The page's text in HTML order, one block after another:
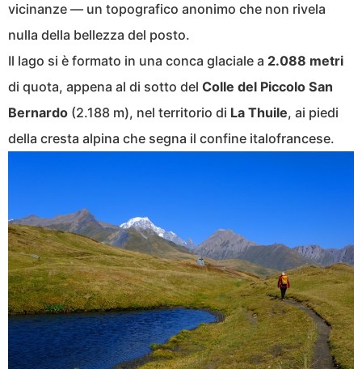
vicinanze — un topografico anonimo che non rivela
nulla della bellezza del posto.
Il lago si è formato in una conca glaciale a 2.088 metri
di quota, appena al di sotto del Colle del Piccolo San
Bernardo (2.188 m), nel territorio di La Thuile, ai piedi
della cresta alpina che segna il confine italofrancese.